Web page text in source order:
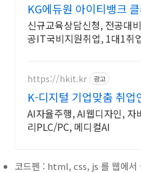
KG에듀원 아이티뱅크
정보보안 취업반
신규교육상담신청, 전공대
공IT국비지원취업, 1대1취
https://hkit.kr 광고
K-디지털 기업맞춤 취업
AI자율주행, AI웹디자인, 자
리PLC/PC, 메디컬AI
코드펜 : html, css, js 를 웹에서